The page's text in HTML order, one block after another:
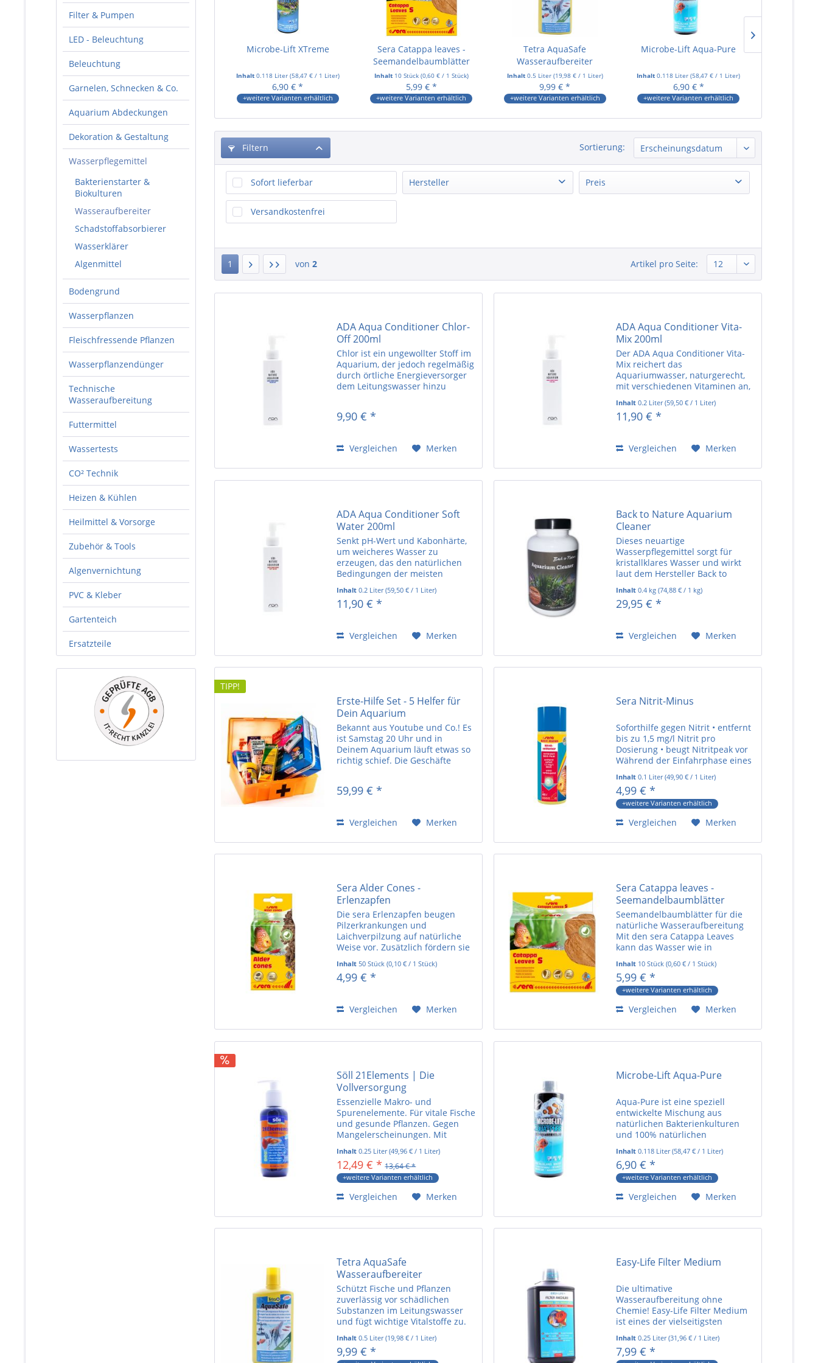
Filter & Pumpen
LED - Beleuchtung
Beleuchtung
Garnelen, Schnecken & Co.
Aquarium Abdeckungen
Dekoration & Gestaltung
Wasserpflegemittel
Bakterienstarter &
Biokulturen
Wasseraufbereiter
Schadstoffabsorbierer
Wasserklärer
Algenmittel
Bodengrund
Wasserpflanzen
Fleischfressende Pflanzen
Wasserpflanzendünger
Technische
Wasseraufbereitung
Futtermittel
Wassertests
CO² Technik
Heizen & Kühlen
Heilmittel & Vorsorge
Zubehör & Tools
Algenvernichtung
PVC & Kleber
Gartenteich
Ersatzteile
Microbe-Lift XTreme
Inhalt 0.118 Liter (58,47 €/ 1 Liter)
6,90 € *
+weitere Varianten erhältlich
Sera Catappa leaves -
Seemandelbaumblätter
Inhalt 10 Stück (0,60 €/ 1 Stück)
5,99 € *
+weitere Varianten erhältlich
Tetra AquaSafe
Wasseraufbereiter
Inhalt 0.5 Liter (19,98 €/ 1 Liter)
9,99 € *
+weitere Varianten erhältlich
Microbe-Lift Aqua-Pure
Inhalt0.118 Liter(58,47 € / 1 Liter)
6,90 € *
+weitere Varianten erhältlich
Filtern Sortierung:
Sofort lieferbar Hersteller
Tetra
Preis
Versandkostenfrei
1 von 2 Artikel pro Seite:
ADA Aqua Conditioner Chlor-
Off 200ml
Chlor ist ein ungewollter Stoff im
Aquarium, der jedoch regelmäßig
durch örtliche Energieversorger
dem Leitungswasser hinzu
wir daher einen möglichst
9,90 € *
Vergleichen Merken
ADA Aqua Conditioner Vita-
Mix 200ml
Der ADA Aqua Conditioner Vita-
Mix reichert das
Aquariumwasser, naturgerecht,
mit verschiedenen Vitaminen an,
Fische fördern, sondern auch
einen positiven Einfluss auf das
Inhalt0.2 Liter(59,50 € / 1 Liter)
11,90 € *
Vergleichen Merken
ADA Aqua Conditioner Soft
Water 200ml
Senkt pH-Wert und Kabonhärte,
um weicheres Wasser zu
erzeugen, das den natürlichen
Bedingungen der meisten
entspricht.
Inhalt0.2 Liter(59,50 € / 1 Liter)
11,90 € *
Vergleichen Merken
Back to Nature Aquarium
Cleaner
Dieses neuartige
Wasserpflegemittel sorgt für
kristallklares Wasser und wirkt
laut dem Hersteller Back to
100% natürliche Inhaltsstoffe.
Zudem hat es einen positiven
Inhalt0.4 kg(74,88 € / 1 kg)
29,95 € *
Vergleichen Merken
TIPP!
Erste-Hilfe Set - 5 Helfer für
Dein Aquarium
Bekannt aus Youtube und Co.! Es
ist Samstag 20 Uhr und in
Deinem Aquarium läuft etwas so
richtig schief. Die Geschäfte
Manche Probleme kannst Du
59,99 € *
Vergleichen Merken
Sera Nitrit-Minus
Soforthilfe gegen Nitrit • entfernt
bis zu 1,5 mg/l Nitrit pro
Dosierung • beugt Nitritpeak vor
Während der Einfahrphase eines
Arzneimittelbehandlung oder
einem Filterwechsel droht eine
Anreicherung von Nitrit...
Inhalt0.1 Liter(49,90 € / 1 Liter)
4,99 € *
+weitere Varianten erhältlich
Vergleichen Merken
Sera Alder Cones -
Erlenzapfen
Die sera Erlenzapfen beugen
Pilzerkrankungen und
Laichverpilzung auf natürliche
Weise vor. Zusätzlich fördern sie
die Laichbereitschaft und senken
den pH-Wert des Wassers.
Inhalt50 Stück(0,10 € / 1 Stück)
4,99 € *
Vergleichen Merken
Sera Catappa leaves -
Seemandelbaumblätter
Seemandelbaumblätter für die
natürliche Wasseraufbereitung
Mit den sera Catappa Leaves
kann das Wasser wie in
werden. Die
Seemandelbaumblätter fördern
das natürliche Verhalten sowie
Inhalt 10 Stück(0,60 € / 1 Stück)
5,99 € *
+weitere Varianten erhältlich
Vergleichen Merken
Söll 21Elements | Die
Vollversorgung
Essenzielle Makro- und
Spurenelemente. Für vitale Fische
und gesunde Pflanzen. Gegen
Mangelerscheinungen. Mit
Systeme wie das Aquarium
verarmen aufgrund schneller
Bioabläufe sehr stark und
Inhalt0.25 Liter(49,96 € / 1 Liter)
12,49 € * 13,64 € *
+weitere Varianten erhältlich
Vergleichen Merken
Microbe-Lift Aqua-Pure
Aqua-Pure ist eine speziell
entwickelte Mischung aus
natürlichen Bakterienkulturen
und 100% natürlichen
oder zur Anwendung bei
Problemfällen in allen Meer- und
Süßwasseraquarien. Aqua-Pure
Inhalt0.118 Liter(58,47 € / 1 Liter)
6,90 € *
+weitere Varianten erhältlich
Vergleichen Merken
Tetra AquaSafe
Wasseraufbereiter
Schützt Fische und Pflanzen
zuverlässig vor schädlichen
Substanzen im Leitungswasser
und fügt wichtige Vitalstoffe zu.
Die optimierte Formel ist ideal
auf die Pflegebedürfnisse von
Inhalt0.5 Liter(19,98 € / 1 Liter)
9,99 € *
Easy-Life Filter Medium
Die ultimative
Wasseraufbereitung ohne
Chemie! Easy-Life Filter Medium
ist eines der vielseitigsten
dem Markt. Es kann verwendet
werden, um kristallklares Wasser
Inhalt0.25 Liter(31,96 € / 1 Liter)
7,99 € *